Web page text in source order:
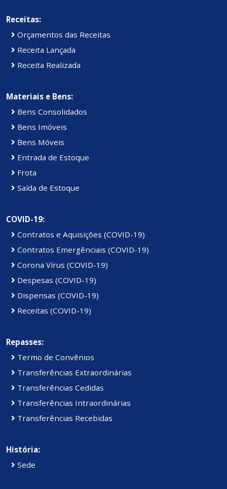
Receitas:
Orçamentos das Receitas
Receita Lançada
Receita Realizada
Materiais e Bens:
Bens Consolidados
Bens Imóveis
Bens Móveis
Entrada de Estoque
Frota
Saída de Estoque
COVID-19:
Contratos e Aquisições (COVID-19)
Contratos Emergênciais (COVID-19)
Corona Vírus (COVID-19)
Despesas (COVID-19)
Dispensas (COVID-19)
Receitas (COVID-19)
Repasses:
Termo de Convênios
Transferências Extraordinárias
Transferências Cedidas
Transferências Intraordinárias
Transferências Recebidas
História:
Sede